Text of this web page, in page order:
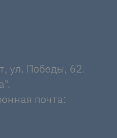
ул. Победы, 62.
почта: